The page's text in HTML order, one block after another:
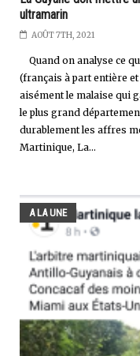
ultramarin
AOÛT 7TH, 2021
Quand on analyse ce
(français à part entière
aisément le malaise qui
le plus grand
durablement les affres
Martinique, La...
A LA UNE